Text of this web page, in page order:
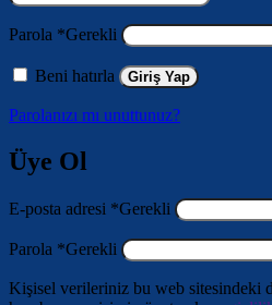
Parola *Gerekli
Beni hatırla Giriş Yap
Parolanızı mı unuttunuz?
Üye Ol
E-posta adresi *Gerekli
Parola *Gerekli
Kişisel verileriniz bu web sitesindeki